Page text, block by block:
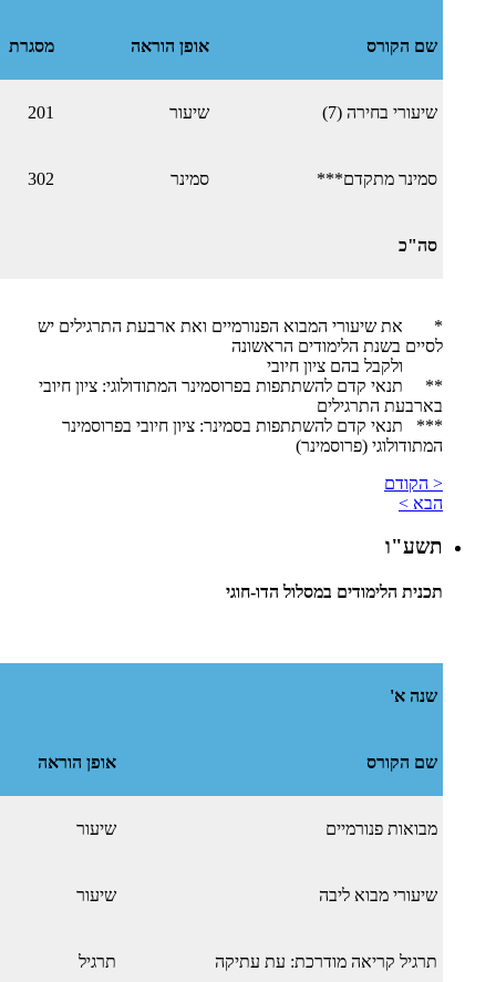
שם הקורס אופן הוראה מסגרת
שיעורי בחירה (7) שיעור 201
סמינר מתקדם*** סמינר 302
סה"כ
* את שיעורי המבוא הפנורמיים ואת ארבעת התרגילים יש
לסיים בשנת הלימודים הראשונה
ולקבל בהם ציון חיובי
​** תנאי קדם להשתתפות בפרוסמינר המתודולוגי: ציון חיובי
בארבעת התרגילים
​​*** תנאי קדם להשתתפות בסמינר: ציון חיובי בפרוסמינר
המתודולוגי (פרוסמינר)
< הקודם
הבא >
תשע"ו
תכנית הלימודים במסלול הדו-חוגי
שנה א'
שם הקורס אופן הוראה
מבואות פנורמיים שיעור
שיעורי מבוא ליבה שיעור
תרגיל קריאה מודרכת: עת עתיקה תרגיל